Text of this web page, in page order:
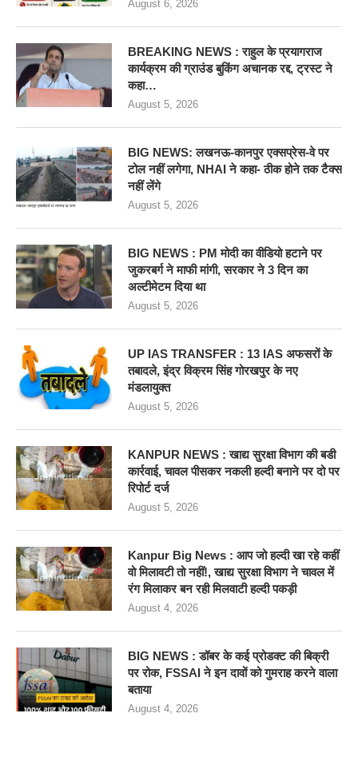
August 6, 2026
BREAKING NEWS : राहुल के प्रयागराज
कार्यक्रम की ग्राउंड बुकिंग अचानक रद्द, ट्रस्ट ने
कहा…
August 5, 2026
BIG NEWS: लखनऊ-कानपुर एक्सप्रेस-वे पर
टोल नहीं लगेगा, NHAI ने कहा- ठीक होने तक टैक्स
नहीं लेंगे
August 5, 2026
BIG NEWS : PM मोदी का वीडियो हटाने पर
जुकरबर्ग ने माफी मांगी, सरकार ने 3 दिन का
अल्टीमेटम दिया था
August 5, 2026
UP IAS TRANSFER : 13 IAS अफसरों के
तबादले, इंद्र विक्रम सिंह गोरखपुर के नए
मंडलायुक्त
August 5, 2026
KANPUR NEWS : खाद्य सुरक्षा विभाग की बडी
कार्रवाई, चावल पीसकर नकली हल्दी बनाने पर दो पर
रिपोर्ट दर्ज
August 5, 2026
Kanpur Big News : आप जो हल्दी खा रहे कहीं
वो मिलावटी तो नहीं!, खाद्य सुरक्षा विभाग ने चावल में
रंग मिलाकर बन रही मिलवाटी हल्दी पकड़ी
August 4, 2026
BIG NEWS : डॉबर के कई प्रोडक्ट की बिक्री
पर रोक, FSSAI ने इन दावों को गुमराह करने वाला
बताया
August 4, 2026